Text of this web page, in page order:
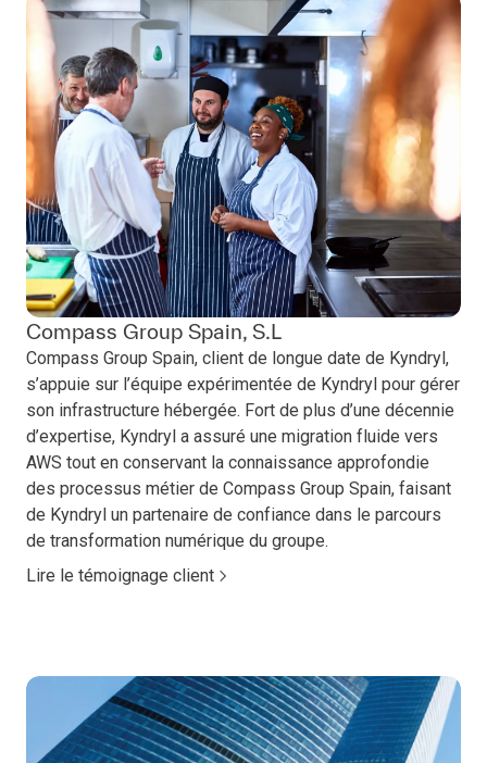
Compass Group Spain, S.L
Compass Group Spain, client de longue date de Kyndryl,
s’appuie sur l’équipe expérimentée de Kyndryl pour gérer
son infrastructure hébergée. Fort de plus d’une décennie
d’expertise, Kyndryl a assuré une migration fluide vers
AWS tout en conservant la connaissance approfondie
des processus métier de Compass Group Spain, faisant
de Kyndryl un partenaire de confiance dans le parcours
de transformation numérique du groupe.
Lire le témoignage client